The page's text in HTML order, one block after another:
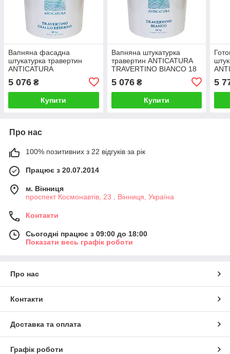
Вапняна фасадна
штукатурка травертин
ANTICATURA
ESTERNO 18 кг
5 076 ₴
Купити
Вапняна штукатурка
травертин ANTICATURA
TRAVERTINO BIANCO 18
5 076₴
Купити
5
Про нас
100% позитивних з 22 відгуків за рік
Працює з 20.07.2014
м. Вінниця
проспект Космонавтів, 23 , Вінниця, Україна
Контакти
Сьогодні працює з 09:00 до 18:00
Показати весь графік роботи
Про нас
Контакти
Доставка та оплата
Графік роботи